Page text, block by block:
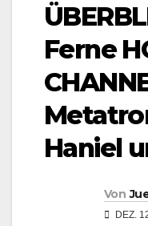
Ferne
Haniel
Von
DEZ.